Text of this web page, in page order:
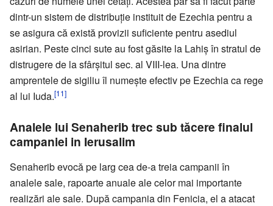
dintr-un sistem de distribuţie instituit de Ezechia pentru a
se asigura că există provizii suficiente pentru asediul
asirian. Peste cinci sute au fost găsite la Lahiş în stratul de
distrugere de la sfârşitul sec. al VIII-lea. Una dintre
amprentele de sigiliu îl numeşte efectiv pe Ezechia ca rege
al lui Iuda.[11]
Analele lui Senaherib trec sub tăcere finalul
campaniei in Ierusalim
Senaherib evocă pe larg cea de-a treia campanii în
analele sale, rapoarte anuale ale celor mai importante
realizări ale sale. După campania din Fenicia, el a atacat